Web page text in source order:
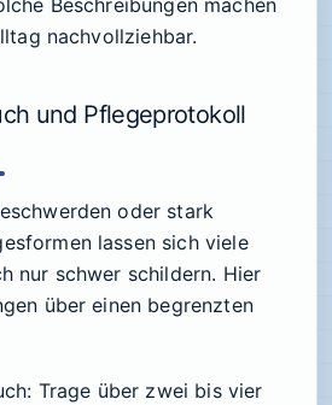
nachvollziehbar.
und Pflegeprotokoll
oder stark
lassen sich viele
nur schwer schildern. Hier
über einen begrenzten
Trage über zwei bis vier